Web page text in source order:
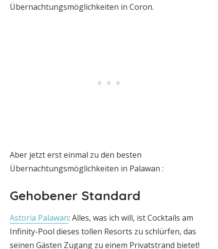
Übernachtungsmöglichkeiten in Coron.
Aber jetzt erst einmal zu den besten
Übernachtungsmöglichkeiten in Palawan :
Gehobener Standard
Astoria Palawan: Alles, was ich will, ist Cocktails am
Infinity-Pool dieses tollen Resorts zu schlürfen, das
seinen Gästen Zugang zu einem Privatstrand bietet!